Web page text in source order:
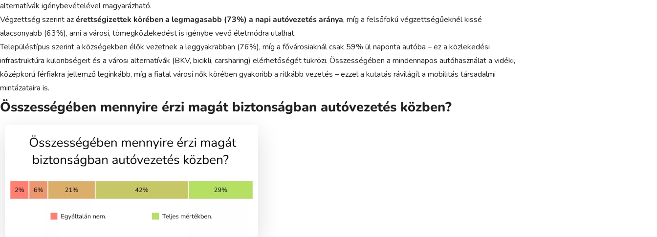
alternatívák igénybevételével magyarázható.
Végzettség szerint azérettségizettek körében a legmagasabb (73%) a napi autóvezetés aránya, míg a felsőfokú végzettségűeknél kissé
alacsonyabb (63%), ami a városi, tömegközlekedést is igénybe vevő életmódra utalhat.
Településtípus szerint a községekben élők vezetnek a leggyakrabban (76%), míg a fővárosiaknál csak 59% ül naponta autóba – ez a közlekedési
infrastruktúra különbségeit és a városi alternatívák (BKV, bicikli, carsharing) elérhetőségét tükrözi. Összességében a mindennapos autóhasználat a vidéki,
középkorú férfiakra jellemző leginkább, míg a fiatal városi nők körében gyakoribb a ritkább vezetés – ezzel a kutatás rávilágít a mobilitás társadalmi
mintázataira is.
Összességében mennyire érzi magát biztonságban autóvezetés közben?